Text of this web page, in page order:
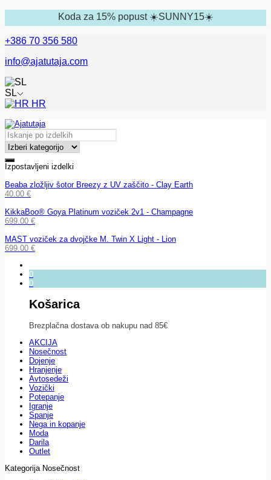
Koda za 15% popust ☀️SUNNY15☀️
+386 70 356 580
info@ajatutaja.com
SL
HR
Izpostavljeni izdelki
Beaba zložljiv šotor Breezy z UV zaščito - Clay Earth
40.00 €
KikkaBoo® Goya Platinum voziček 2v1 - Champagne
699.00 €
MAST voziček za dvojčke M. Twin X Light - Lion
699.00 €
0
0
Košarica
Brezplačna dostava ob nakupu nad 85€
AKCIJA
Nosečnost
Dojenje
Hranjenje
Avtosedeži
Vozički
Potepanje
Igranje
Spanje
Nega in kopanje
Moda
Darila
Outlet
Kategorija Nosečnost